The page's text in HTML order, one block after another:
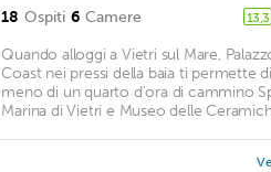
18 Ospiti 6 Camere 13,3
Quando alloggi a Vietri sul Mare,
Coast nei pressi della baia ti permette
meno di un quarto d'ora di cammino
Marina di Vietri e Museo delle